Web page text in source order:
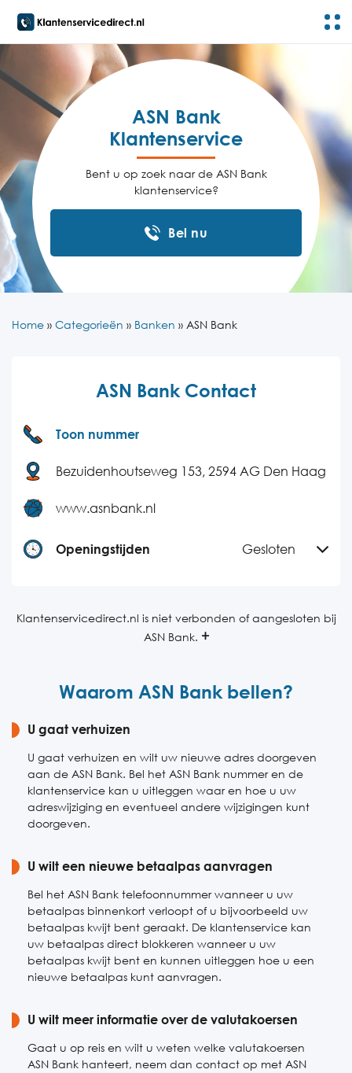
ASN Bank
Klantenservice
Bent u op zoek naar de ASN Bank
klantenservice?
Bel nu
Home » Categorieën » Banken » ASN Bank
ASN Bank Contact
Toon nummer
Bezuidenhoutseweg 153, 2594 AG Den Haag
www.asnbank.nl
Openingstijden Gesloten
Dinsdag
08:00-18:00
Vrijdag
08:00-18:00
Zaterdag
Zondag
Gesloten
Klantenservicedirect.nl is niet verbonden of aangesloten bij
ASN Bank.
Waarom ASN Bank bellen?
U gaat verhuizen
U gaat verhuizen en wilt uw nieuwe adres doorgeven
aan de ASN Bank. Bel het ASN Bank nummer en de
klantenservice kan u uitleggen waar en hoe u uw
adreswijziging en eventueel andere wijzigingen kunt
doorgeven.
U wilt een nieuwe betaalpas aanvragen
Bel het ASN Bank telefoonnummer wanneer u uw
betaalpas binnenkort verloopt of u bijvoorbeeld uw
betaalpas kwijt bent geraakt. De klantenservice kan
uw betaalpas direct blokkeren wanneer u uw
betaalpas kwijt bent en kunnen uitleggen hoe u een
nieuwe betaalpas kunt aanvragen.
U wilt meer informatie over de valutakoersen
Gaat u op reis en wilt u weten welke valutakoersen
ASN Bank hanteert, neem dan contact op met ASN